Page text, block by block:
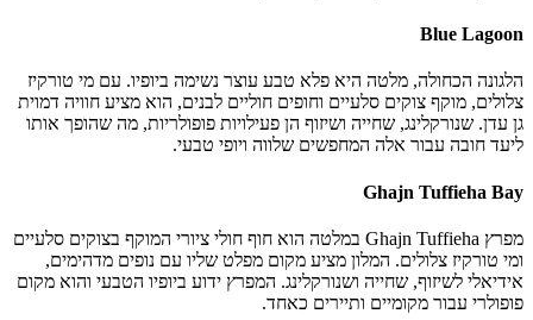
Blue Lagoon
הלגונה הכחולה, מלטה היא פלא טבע עוצר נשימה ביופיו. עם מי טורקיז
צלולים, מוקף צוקים סלעיים וחופים חוליים לבנים, הוא מציע חוויה דמוית
גן עדן. שנורקלינג, שחייה ושיזוף הן פעילויות פופולריות, מה שהופך אותו
ליעד חובה עבור אלה המחפשים שלווה ויופי טבעי.
Ghajn Tuffieha Bay
מפרץ Ghajn Tuffieha במלטה הוא חוף חולי ציורי המוקף בצוקים סלעיים
ומי טורקיז צלולים. המלון מציע מקום מפלט שליו עם נופים מדהימים,
אידיאלי לשיזוף, שחייה ושנורקלינג. המפרץ ידוע ביופיו הטבעי והוא מקום
פופולרי עבור מקומיים ותיירים כאחד.